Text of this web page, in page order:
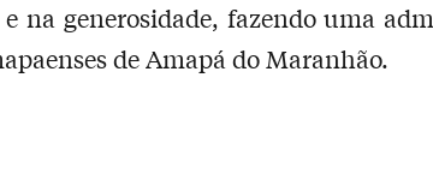
na generosidade, fazendo uma
de Amapá do Maranhão.